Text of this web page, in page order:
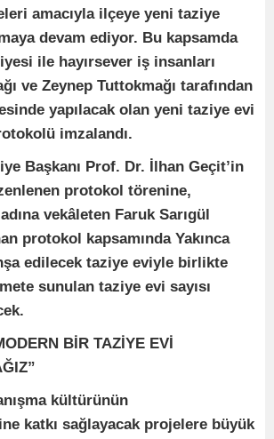
amacıyla ilçeye yeni taziye
devam ediyor. Bu kapsamda
ile hayırsever iş insanları
ve Zeynep Tuttokmağı tarafından
yapılacak olan yeni taziye evi
imzalandı.
Başkanı Prof. Dr. İlhan Geçit’in
protokol törenine,
vekâleten Faruk Sarıgül
protokol kapsamında Yakınca
edilecek taziye eviyle birlikte
sunulan taziye evi sayısı
BİR TAZİYE EVİ
kültürünün
katkı sağlayacak projelere büyük